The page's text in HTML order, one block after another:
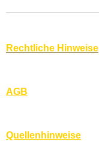
Rechtliche Hinweise
AGB
Quellenhinweise